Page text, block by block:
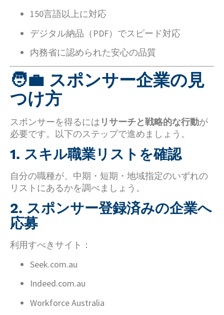
150言語以上に対応
デジタル納品（PDF）でスピード対応
内務省に認められた安心の品質
🧑‍💼 スポンサー企業の見
つけ方
スポンサーを得るには リサーチと戦略的な行動が
必要です。以下のステップで進めましょう。
1. スキル職業リストを確認
自分の職種が、中期・短期・地域指定のいずれの
リストにあるかを調べましょう。
2. スポンサー登録済みの企業へ
応募
利用すべきサイト：
Seek.com.au
Indeed.com.au
Workforce Australia